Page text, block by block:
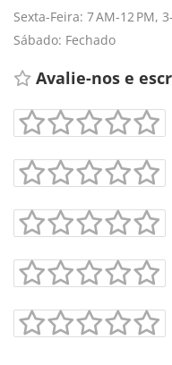
+-
Sexta-Feira: 7 AM-12 PM,
Sábado: Fechado
Avalie-nos e